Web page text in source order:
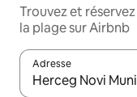
Trouvez et
la plage sur Airbnb
Adresse
Lorsque les